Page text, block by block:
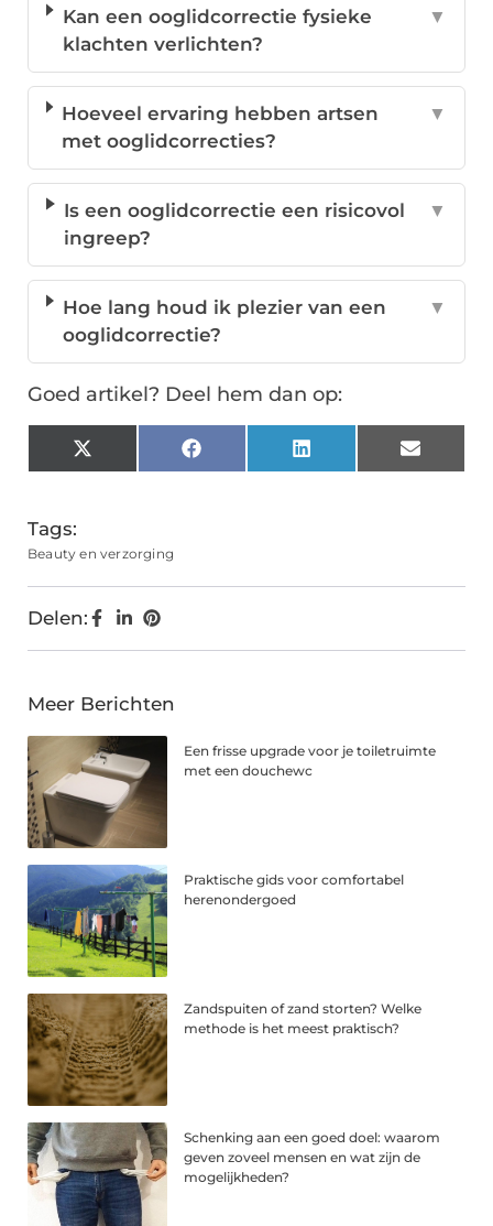
Kan een ooglidcorrectie fysieke
klachten verlichten?
▼
Hoeveel ervaring hebben artsen
met ooglidcorrecties?
▼
Is een ooglidcorrectie een risicovol
ingreep?
▼
Hoe lang houd ik plezier van een
ooglidcorrectie?
▼
Goed artikel? Deel hem dan op:
X
(Twitter)
Facebook LinkedIn Email
Tags:
Beauty en verzorging
Delen:
Meer Berichten
Een frisse upgrade voor je toiletruimte
met een douchewc
Praktische gids voor comfortabel
herenondergoed
Zandspuiten of zand storten? Welke
methode is het meest praktisch?
Schenking aan een goed doel: waarom
geven zoveel mensen en wat zijn de
mogelijkheden?